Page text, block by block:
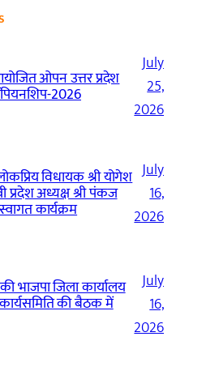
ओपन उत्तर प्रदेश
2026
July
25,
2026
विधायक श्री योगेश
प्रदेश अध्यक्ष श्री पंकज
कार्यक्रम
July
16,
2026
भाजपा जिला कार्यालय
की बैठक में
July
16,
2026